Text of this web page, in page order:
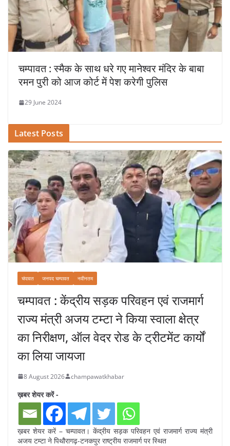
चम्पावत : स्मैक के साथ धरे गए मानेश्वर मंदिर के बाबा
रमन पुरी को आज कोर्ट में पेश करेगी पुलिस
29 June 2024
Latest Posts
चंपावत जनपद चम्पावत नवीनतम
चम्पावत : केंद्रीय सड़क परिवहन एवं राजमार्ग
राज्य मंत्री अजय टम्टा ने किया स्वाला क्षेत्र
का निरीक्षण, ऑल वेदर रोड के ट्रीटमेंट कार्यों
का लिया जायजा
8 August 2026 champawatkhabar
ख़बर शेयर करें -
ख़बर शेयर करें – चम्पावत। केंद्रीय सड़क परिवहन एवं राजमार्ग राज्य मंत्री
अजय टम्टा ने पिथौरागढ़-टनकपुर राष्ट्रीय राजमार्ग पर स्थित